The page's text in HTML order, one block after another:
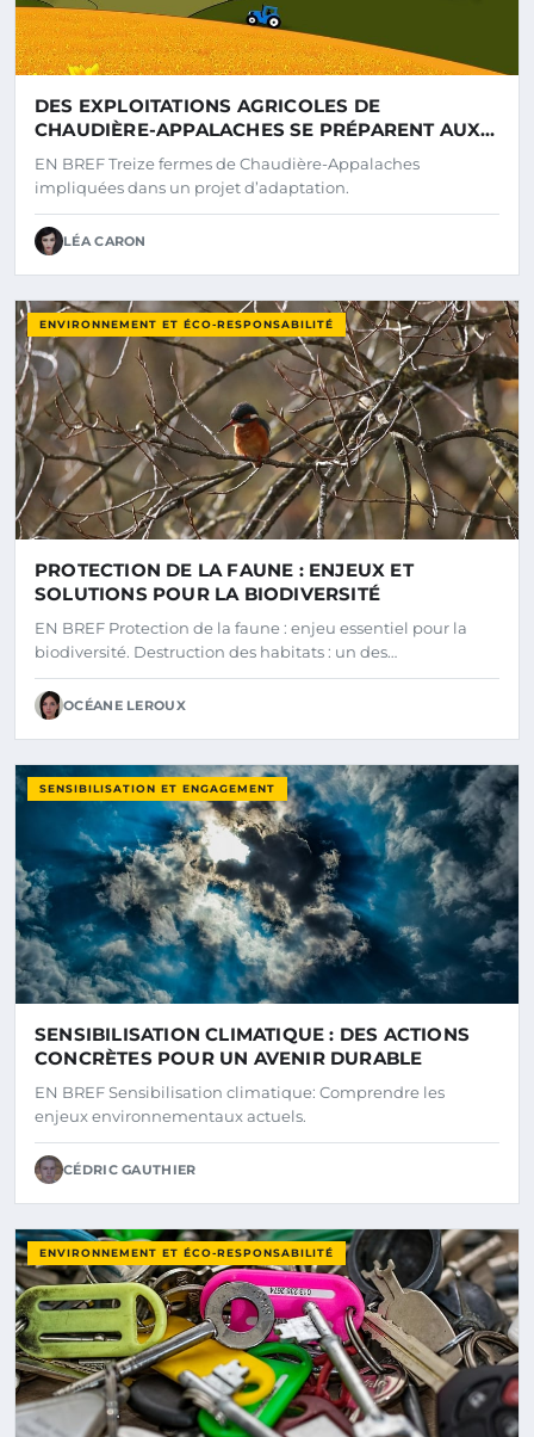
DES EXPLOITATIONS AGRICOLES DE
CHAUDIÈRE-APPALACHES SE PRÉPARENT AUX
DÉFIS DES CHANGEMENTS CLIMATIQUES
EN BREF Treize fermes de Chaudière-Appalaches
impliquées dans un projet d’adaptation.
LÉA CARON
ENVIRONNEMENT ET ÉCO-RESPONSABILITÉ
PROTECTION DE LA FAUNE : ENJEUX ET
SOLUTIONS POUR LA BIODIVERSITÉ
EN BREF Protection de la faune : enjeu essentiel pour la
biodiversité. Destruction des habitats : un des…
OCÉANE LEROUX
SENSIBILISATION ET ENGAGEMENT
SENSIBILISATION CLIMATIQUE : DES ACTIONS
CONCRÈTES POUR UN AVENIR DURABLE
EN BREF Sensibilisation climatique: Comprendre les
enjeux environnementaux actuels.
CÉDRIC GAUTHIER
ENVIRONNEMENT ET ÉCO-RESPONSABILITÉ